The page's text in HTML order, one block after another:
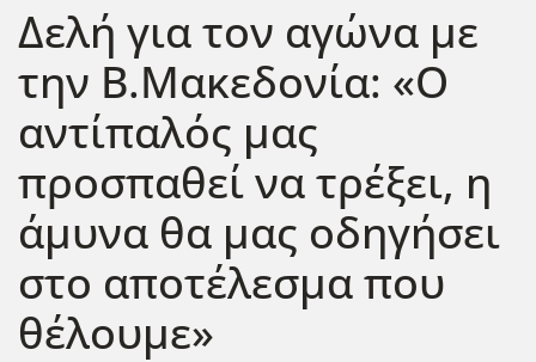
Δελή για τον αγώνα με
την Β.Μακεδονία: «Ο
αντίπαλός μας
προσπαθεί να τρέξει, η
άμυνα θα μας οδηγήσει
στο αποτέλεσμα που
θέλουμε»